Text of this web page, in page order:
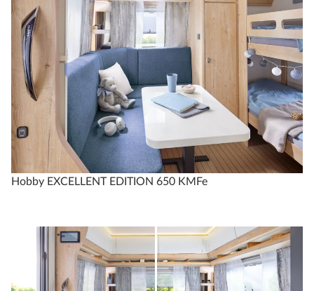
EXCELLENT EDITION
540 WLU
fra 286.950 kr.
Sammenlign
Tekniske data
Hobby EXCELLENT EDITION 650 KMFe
Vælg hvor stor en procentdel af det nederste billede der skal